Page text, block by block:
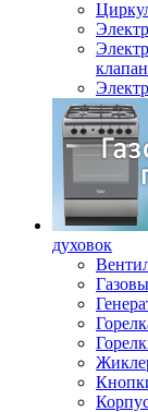
духовок